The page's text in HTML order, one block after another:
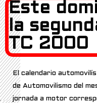
Este
la
TC 2000
El calendario
de Automovilismo del
jornada a motor